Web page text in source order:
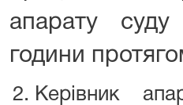
апарату
години
Керівник